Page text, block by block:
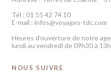
Tél : 01 55 42 74 10
E-mail : infos@voyages-tdc.com
Heures d’ouverture de notre
lundi au vendredi de 09h30 à
NOUS SUIVRE